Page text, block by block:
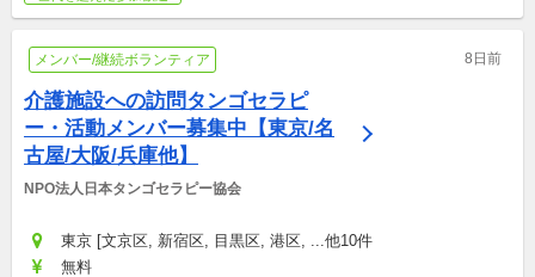
メンバー/継続ボランティア 8日前
介護施設への訪問タンゴセラピ
ー・活動メンバー募集中【東京/名
古屋/大阪/兵庫他】
NPO法人日本タンゴセラピー協会
東京 [文京区, 新宿区, 目黒区, 港区, ...他10件
無料